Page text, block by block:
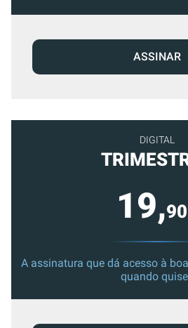
ASSINAR
DIGITAL
19,
A assinatura que dá acesso à
quando